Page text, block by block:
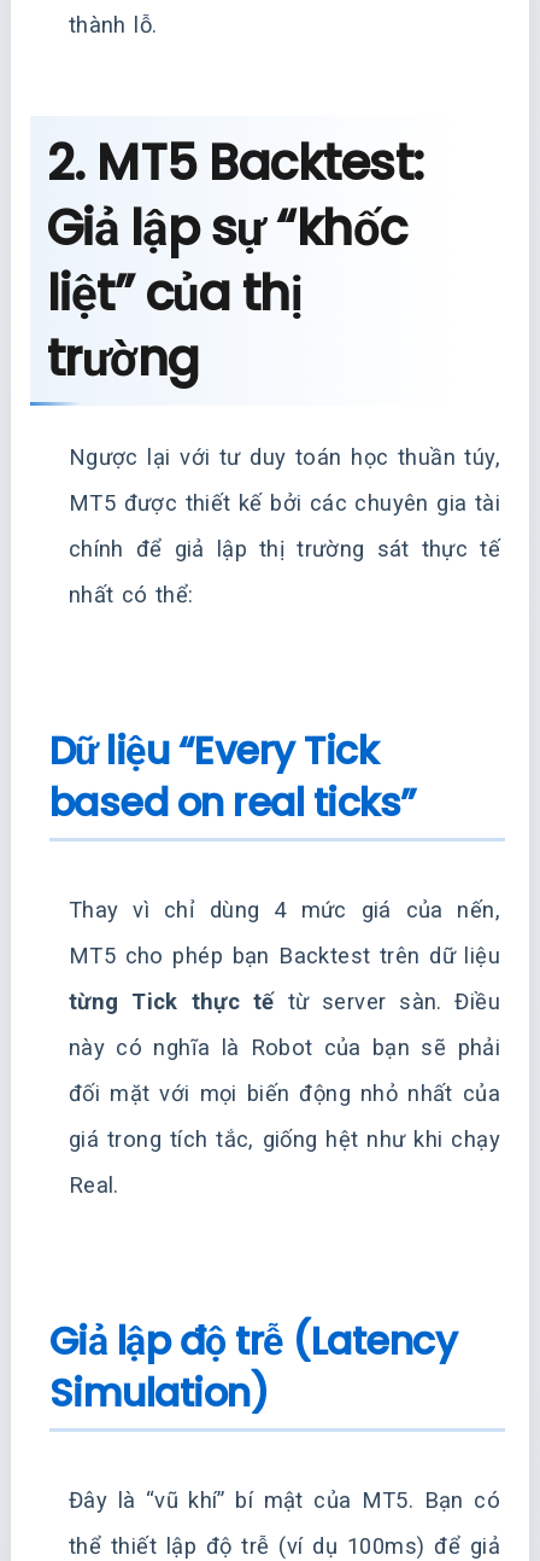
thành lỗ.
2. MT5 Backtest:
Giả lập sự “khốc
liệt” của thị
trường
Ngược lại với tư duy toán học thuần túy,
MT5 được thiết kế bởi các chuyên gia tài
chính để giả lập thị trường sát thực tế
nhất có thể:
Dữ liệu “Every Tick
based on real ticks”
Thay vì chỉ dùng 4 mức giá của nến,
MT5 cho phép bạn Backtest trên dữ liệu
từng Tick thực tế từ server sàn. Điều
này có nghĩa là Robot của bạn sẽ phải
đối mặt với mọi biến động nhỏ nhất của
giá trong tích tắc, giống hệt như khi chạy
Real.
Giả lập độ trễ (Latency
Simulation)
Đây là “vũ khí” bí mật của MT5. Bạn có
thể thiết lập độ trễ (ví dụ 100ms) để giả